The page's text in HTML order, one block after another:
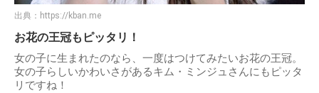
出典： https://kban.me
お花の王冠もピッタリ！
女の子に生まれたのなら、一度はつけてみたいお花の王冠。
女の子らしいかわいさがあるキム・ミンジュさんにもピッタ
リですね！